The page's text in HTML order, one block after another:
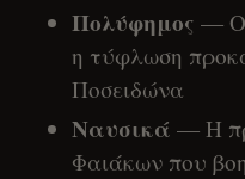
Πολύφημος — Ο
η τύφλωση
Ποσειδώνα
Ναυσικά — Η
Φαιάκων που